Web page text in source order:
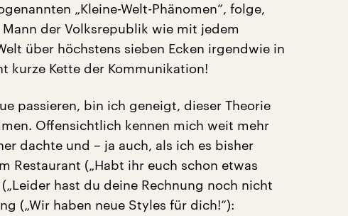
„Kleine-Welt-Phänomen“, folge,
der Volksrepublik wie mit jedem
über höchstens sieben Ecken irgendwie in
kurze Kette der Kommunikation!
passieren, bin ich geneigt, dieser Theorie
Offensichtlich kennen mich weit mehr
dachte und – ja auch, als ich es bisher
Restaurant („Habt ihr euch schon etwas
hast du deine Rechnung noch nicht
(„Wir haben neue Styles für dich!“):